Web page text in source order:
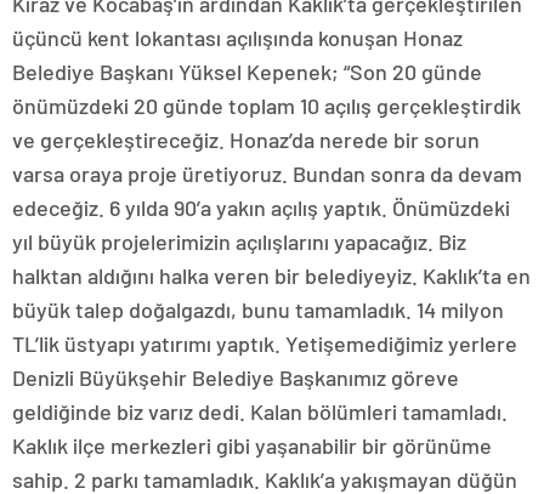
üçüncü kent lokantası açılışında konuşan Honaz
Belediye Başkanı Yüksel Kepenek; “Son 20 günde
önümüzdeki 20 günde toplam 10 açılış gerçekleştirdik
ve gerçekleştireceğiz. Honaz’da nerede bir sorun
varsa oraya proje üretiyoruz. Bundan sonra da devam
edeceğiz. 6 yılda 90’a yakın açılış yaptık. Önümüzdeki
yıl büyük projelerimizin açılışlarını yapacağız. Biz
halktan aldığını halka veren bir belediyeyiz. Kaklık’ta en
büyük talep doğalgazdı, bunu tamamladık. 14 milyon
TL’lik üstyapı yatırımı yaptık. Yetişemediğimiz yerlere
Denizli Büyükşehir Belediye Başkanımız göreve
geldiğinde biz varız dedi. Kalan bölümleri tamamladı.
Kaklık ilçe merkezleri gibi yaşanabilir bir görünüme
sahip. 2 parkı tamamladık. Kaklık’a yakışmayan düğün